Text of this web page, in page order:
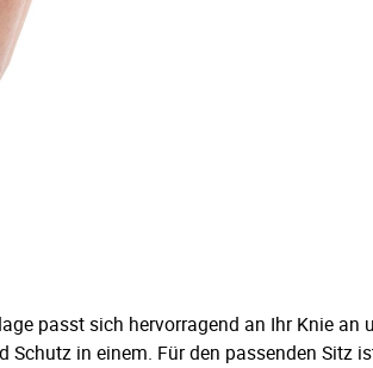
passt sich hervorragend an Ihr Knie
in einem. Für den passenden Sitz